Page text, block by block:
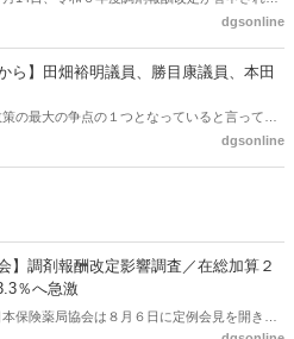
見込めるPPI３成分について銘柄を含めて選定
働省保険局医療課・薬剤管理官の安川孝志氏
dgsonline
ら】田畑裕明議員、勝目康議員、本田
策の最大の争点の１つとなっていると言っても
れからのあり方だ。特に与党では、政府関係者
dgsonline
】調剤報酬改定影響調査／在総加算２
％へ急激
本保険薬局協会は８月６日に定例会見を開き、